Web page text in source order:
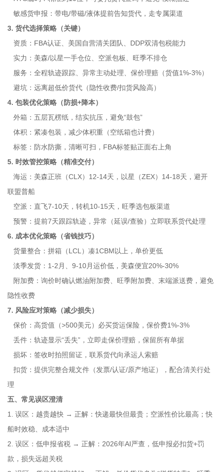
敏感货申报：带电/带磁/液体提前告知货代，走专属渠道
3. 货代选择策略（关键）
资质：FBA认证、美国自营清关团队、DDP双清包税能力
实力：美森/以星一手仓位、空派包板、旺季不排仓
服务：全程轨迹跟踪、异常主动处理、保价理赔（货值1%-3%）
避坑：远离超低价货代（隐性收费/扣货风险高）
4. 包装优化策略（防损+降本）
外箱：五层瓦楞纸，结实抗压，避免“鼓包”
体积：紧凑包装，减少体积重（空纸箱也计费）
标签：防水防撕，清晰可扫，FBA标签贴正面右上角
5. 时效管控策略（精准交付）
海运：美森正班（CLX）12-14天，以星（ZEX）14-18天，避开
联盟普船
空派：直飞7-10天，转机10-15天，旺季选包板渠道
预警：提前7天跟踪轨迹，异常（延误/查验）立即联系货代处理
6. 成本优化策略（省钱技巧）
货量整合：拼箱（LCL）凑1CBM以上，单价更低
淡季发货：1-2月、9-10月运价低，美森便宜20%-30%
附加费：询价时确认燃油附加费、旺季附加费、末端派送费，避免
隐性收费
7. 风险应对策略（减少损失）
保价：高货值（>500美元）必买货运保险，保价费1%-3%
丢件：轨迹显示“丢失”，立即走保价理赔，保留所有单据
损坏：签收时拍照留证，联系货代向承运人索赔
扣货：提供完整合规文件（发票/认证/原产地证），配合清关行处
理
五、常见误区澄清
1. 误区：越贵越快 → 正解：快递最快但最贵；空派性价比最高；快
船时效稳、成本适中
2. 误区：低申报省税 → 正解：2026年AI严查，低申报必扣货+罚
款，损失远超关税